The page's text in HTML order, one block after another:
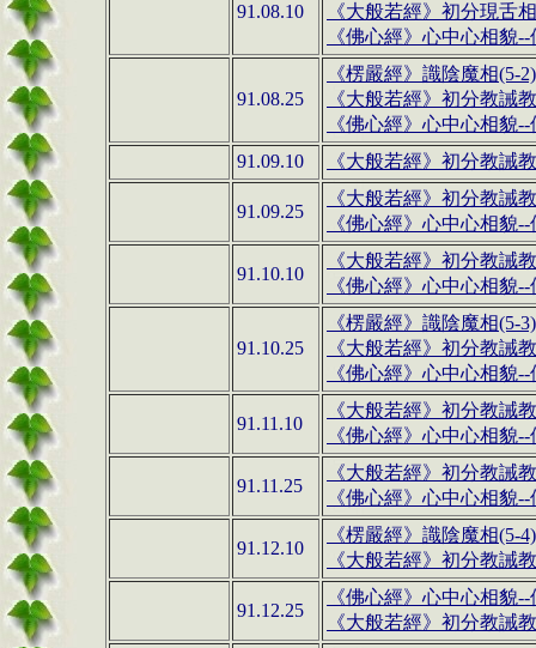
91.08.10
《大般若經》初分現舌
《佛心經》心中心相貌
91.08.25
《楞嚴經》 識陰魔相(5-2)
《大般若經》初分教誡
《佛心經》心中心相貌
91.09.10
《大般若經》初分教誡
91.09.25
《大般若經》初分教誡
《佛心經》心中心相貌
91.10.10
《大般若經》初分教誡
《佛心經》心中心相貌
91.10.25
《楞嚴經》 識陰魔相(5-3)
《大般若經》初分教誡
《佛心經》心中心相貌
91.11.10
《大般若經》初分教誡
《佛心經》心中心相貌
91.11.25
《大般若經》初分教誡
《佛心經》心中心相貌
91.12.10
《楞嚴經》 識陰魔相(5-4)
《大般若經》初分教誡
91.12.25
《佛心經》心中心相貌
《大般若經》初分教誡